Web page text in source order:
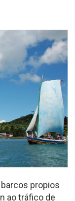
propios
ao tráfico de